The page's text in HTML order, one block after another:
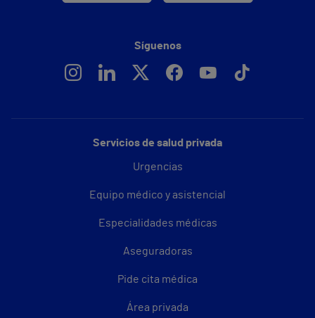
Servicios de salud privada
Urgencias
Equipo médico y asistencial
Especialidades médicas
Aseguradoras
Pide cita médica
Área privada
Síguenos